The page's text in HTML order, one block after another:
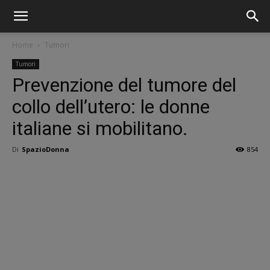
Home Tumori
Tumori
Prevenzione del tumore del
collo dell’utero: le donne
italiane si mobilitano.
Di SpazioDonna 854